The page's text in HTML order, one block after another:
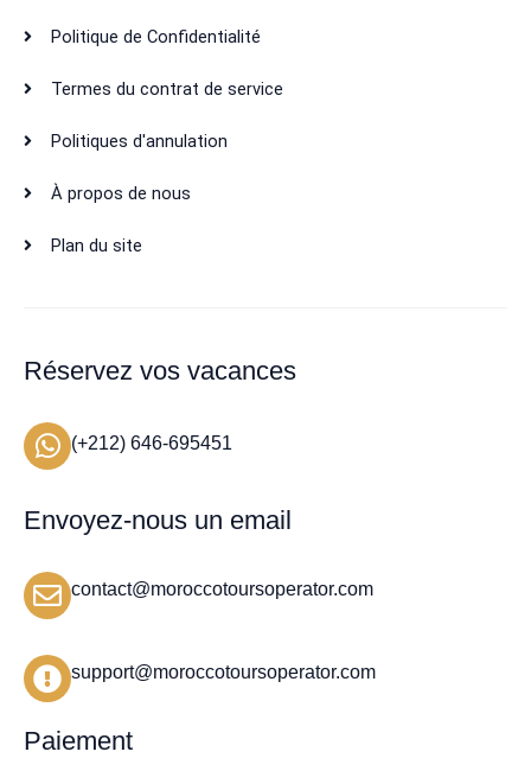
Politique de Confidentialité
Termes du contrat de service
Politiques d'annulation
À propos de nous
Plan du site
Réservez vos vacances
(+212) 646-695451
Envoyez-nous un email
contact@moroccotoursoperator.com
support@moroccotoursoperator.com
Paiement